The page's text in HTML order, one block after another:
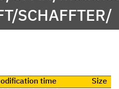
SCHAFFTER/
time
Size